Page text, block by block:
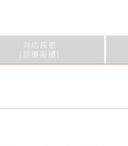
対応疾患
(診療実績)